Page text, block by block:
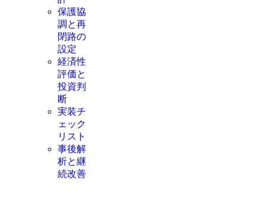
保護協
調と再
閉路の
設定
経済性
評価と
投資判
断
実装チ
ェック
リスト
事後解
析と継
続改善